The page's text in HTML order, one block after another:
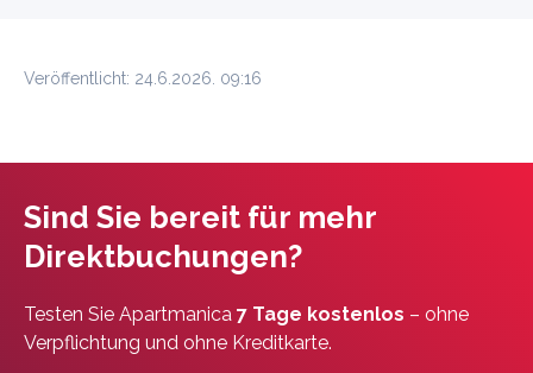
Veröffentlicht: 24.6.2026. 09:16
Sind Sie bereit für mehr
Direktbuchungen?
Testen Sie Apartmanica 7 Tage kostenlos – ohne
Verpflichtung und ohne Kreditkarte.